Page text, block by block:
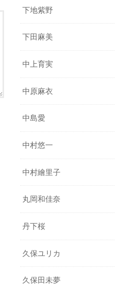
下地紫野
下田麻美
中上育実
中原麻衣
中島愛
中村悠一
中村繪里子
丸岡和佳奈
丹下桜
久保ユリカ
久保田未夢